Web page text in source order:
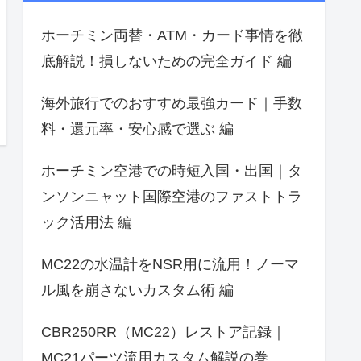
ホーチミン両替・ATM・カード事情を徹
底解説！損しないための完全ガイド 編
海外旅行でのおすすめ最強カード｜手数
料・還元率・安心感で選ぶ 編
ホーチミン空港での時短入国・出国｜タ
ンソンニャット国際空港のファストトラ
ック活用法 編
MC22の水温計をNSR用に流用！ノーマ
ル風を崩さないカスタム術 編
CBR250RR（MC22）レストア記録｜